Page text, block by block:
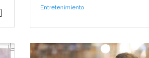
Entretenimiento